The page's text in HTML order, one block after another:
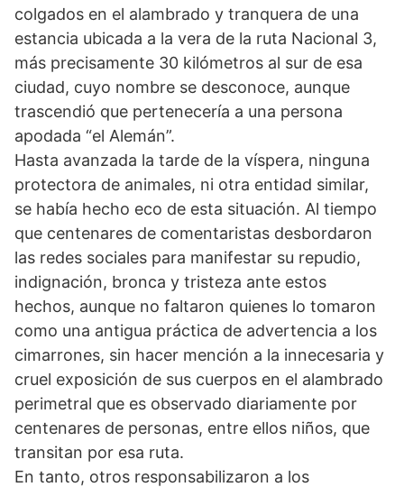
colgados en el alambrado y tranquera de una
estancia ubicada a la vera de la ruta Nacional 3,
más precisamente 30 kilómetros al sur de esa
ciudad, cuyo nombre se desconoce, aunque
trascendió que pertenecería a una persona
apodada “el Alemán”.
Hasta avanzada la tarde de la víspera, ninguna
protectora de animales, ni otra entidad similar,
se había hecho eco de esta situación. Al tiempo
que centenares de comentaristas desbordaron
las redes sociales para manifestar su repudio,
indignación, bronca y tristeza ante estos
hechos, aunque no faltaron quienes lo tomaron
como una antigua práctica de advertencia a los
cimarrones, sin hacer mención a la innecesaria y
cruel exposición de sus cuerpos en el alambrado
perimetral que es observado diariamente por
centenares de personas, entre ellos niños, que
transitan por esa ruta.
En tanto, otros responsabilizaron a los